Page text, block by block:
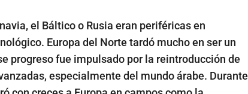
el Báltico o Rusia eran periféricas en
Europa del Norte tardó mucho en ser un
progreso fue impulsado por la reintroducción de
especialmente del mundo árabe. Durante